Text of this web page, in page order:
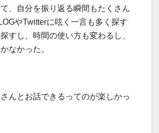
、自分を振り返る瞬間もたくさん
やTwitterに呟く一言も多く探す
すし、時間の使い方も変わるし、
なかった。
んとお話できるってのが楽しかっ